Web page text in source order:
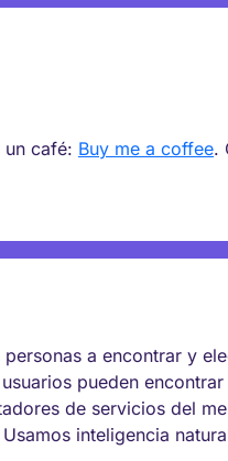
café: Buy me a coffee.
a encontrar y
pueden
de servicios del
inteligencia